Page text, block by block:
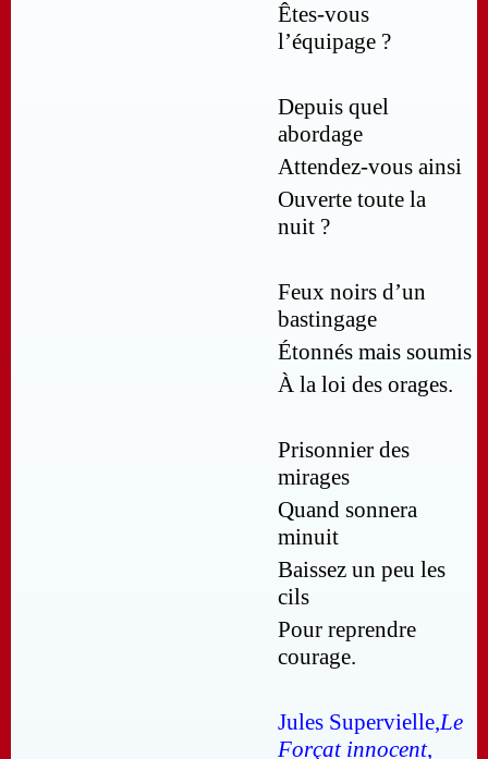
Êtes-vous
l’équipage ?
Depuis quel
abordage
Attendez-vous ainsi
Ouverte toute la
nuit ?
Feux noirs d’un
bastingage
Étonnés mais soumis
À la loi des orages.
Prisonnier des
mirages
Quand sonnera
minuit
Baissez un peu les
cils
Pour reprendre
courage.
Jules Supervielle,Le
Forçat innocent,